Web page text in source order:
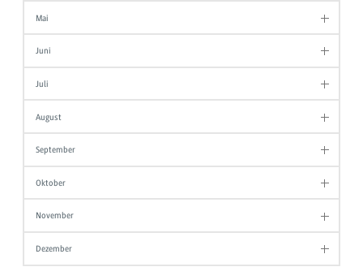
Mai
Juni
Juli
August
September
Oktober
November
Dezember